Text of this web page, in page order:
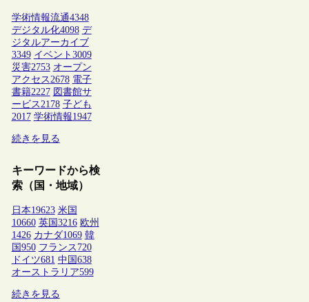
学術情報流通4348
デジタル化4098 デ
ジタルアーカイブ
3349 イベント 3009
災害2753 オープン
アクセス2678 電子
書籍2227 図書館サ
ービス2178 子ども
2017 学術情報1947
続きを見る
キーワードから検
索（国・地域）
日本19623 米国
10660 英国 3216 欧州
1426 カナダ1069 韓
国 950 フランス 720
ドイツ681 中国 638
オーストラリア599
続きを見る